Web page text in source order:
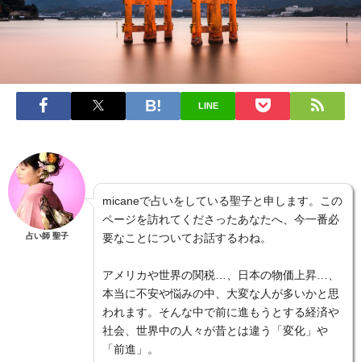
LINE
占い師 聖子
micaneで占いをしている聖子と申します。この
ページを訪れてくださったあなたへ、今一番必
要なことについてお話するわね。
アメリカや世界の関税…、日本の物価上昇…、
本当に不安や悩みの中、大変な人が多いかと思
われます。そんな中で前に進もうとする経済や
社会、世界中の人々が昔とは違う「変化」や
「前進」。